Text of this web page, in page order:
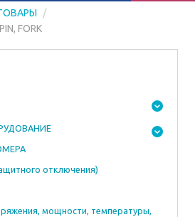
/
FORK
отключения)
мощности, температуры,